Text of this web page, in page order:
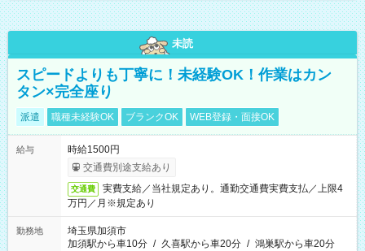
未読
スピードよりも丁寧に！未経験OK！作業はカン
タン×完全座り
派遣 職種未経験OK ブランクOK WEB登録・面接OK
給与
時給1500円
交通費別途支給あり
交通費
実費支給／当社規定あり。通勤交通費実費支払／上限4
万円／月※規定あり
勤務地
埼玉県加須市
加須駅から車10分 / 久喜駅から車20分 / 鴻巣駅から車20分